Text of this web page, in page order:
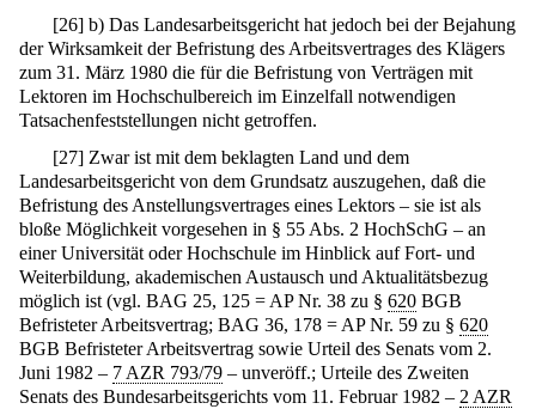
[26] b) Das Landesarbeitsgericht hat jedoch bei der Bejahung
der Wirksamkeit der Befristung des Arbeitsvertrages des Klägers
zum 31. März 1980 die für die Befristung von Verträgen mit
Lektoren im Hochschulbereich im Einzelfall notwendigen
Tatsachenfeststellungen nicht getroffen.
[27] Zwar ist mit dem beklagten Land und dem
Landesarbeitsgericht von dem Grundsatz auszugehen, daß die
Befristung des Anstellungsvertrages eines Lektors – sie ist als
bloße Möglichkeit vorgesehen in § 55 Abs. 2 HochSchG – an
einer Universität oder Hochschule im Hinblick auf Fort- und
Weiterbildung, akademischen Austausch und Aktualitätsbezug
möglich ist (vgl. BAG 25, 125 = AP Nr. 38 zu § 620 BGB
Befristeter Arbeitsvertrag; BAG 36, 178 = AP Nr. 59 zu § 620
BGB Befristeter Arbeitsvertrag sowie Urteil des Senats vom 2.
Juni 1982 – 7 AZR 793/79 – unveröff.; Urteile des Zweiten
Senats des Bundesarbeitsgerichts vom 11. Februar 1982 – 2 AZR